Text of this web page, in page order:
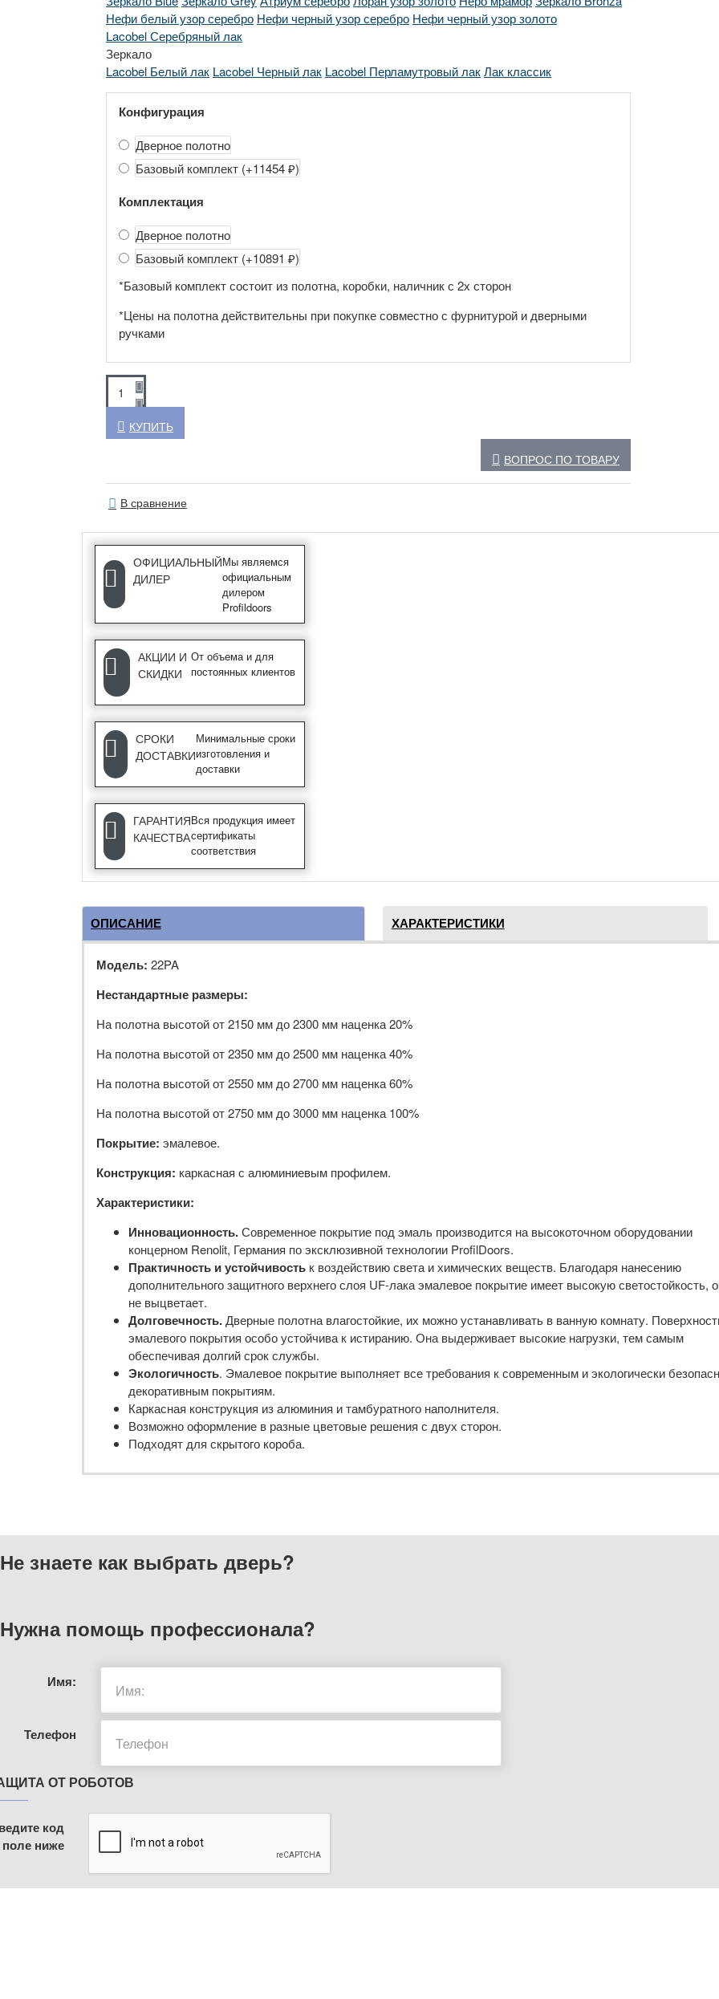
Нефи белый узор серебро Нефи черный узор серебро Нефи черный узор золото
Lacobel Серебряный лак
Зеркало
Lacobel Белый лак Lacobel Черный лак Lacobel Перламутровый лакЛак классик
Конфигурация
Дверное полотно
Базовый комплект (+11454 ₽)
Комплектация
Дверное полотно
Базовый комплект (+10891 ₽)
*Базовый комплект состоит из полотна, коробки, наличник с 2х сторон
*Цены на полотна действительны при покупке совместно с фурнитурой и дверными
ручками
КУПИТЬ
ВОПРОС ПО ТОВАРУ
В сравнение
ОФИЦИАЛЬНЫЙ
ДИЛЕР
Мы являемся
официальным
дилером
Profildoors
АКЦИИ И
СКИДКИ
От объема и для
постоянных клиентов
СРОКИ
ДОСТАВКИ
Минимальные сроки
изготовления и
доставки
ГАРАНТИЯ
КАЧЕСТВА
Вся продукция имеет
сертификаты
соответствия
ОПИСАНИЕ ХАРАКТЕРИСТИКИ
Модель: 22PA
Нестандартные размеры:
На полотна высотой от 2150 мм до 2300 мм наценка 20%
На полотна высотой от 2350 мм до 2500 мм наценка 40%
На полотна высотой от 2550 мм до 2700 мм наценка 60%
На полотна высотой от 2750 мм до 3000 мм наценка 100%
Покрытие: эмалевое.
Конструкция: каркасная с алюминиевым профилем.
Характеристики:
Инновационность.Современное покрытие под эмаль производится на высокоточном оборудовании
концерном Renolit, Германия по эксклюзивной технологии ProfilDoors.
Практичность и устойчивость к воздействию света и химических веществ. Благодаря нанесению
дополнительного защитного верхнего слоя UF-лака эмалевое покрытие имеет высокую светостойкость,
не выцветает.
Долговечность.Дверные полотна влагостойкие, их можно устанавливать в ванную комнату.
эмалевого покрытия особо устойчива к истиранию. Она выдерживает высокие нагрузки, тем самым
обеспечивая долгий срок службы.
Экологичность. Эмалевое покрытие выполняет все требования к современным и экологически
декоративным покрытиям.
Каркасная конструкция из алюминия и тамбуратного наполнителя.
Возможно оформление в разные цветовые решения с двух сторон.
Подходят для скрытого короба.
Не знаете как выбрать дверь?
Нужна помощь профессионала?
Имя:
Телефон
ОТ РОБОТОВ
код
ниже